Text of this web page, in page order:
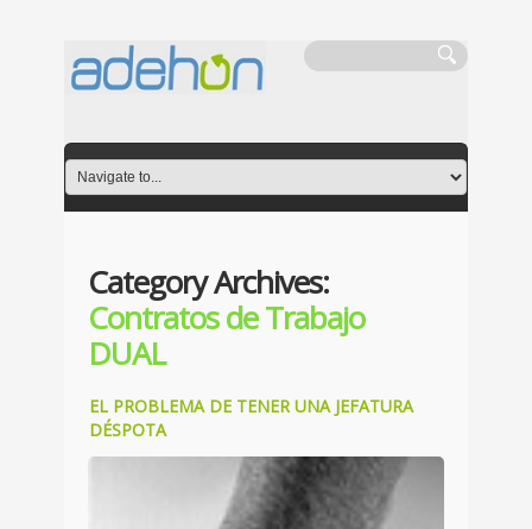
Category Archives:
Contratos de Trabajo
DUAL
EL PROBLEMA DE TENER UNA JEFATURA
DÉSPOTA